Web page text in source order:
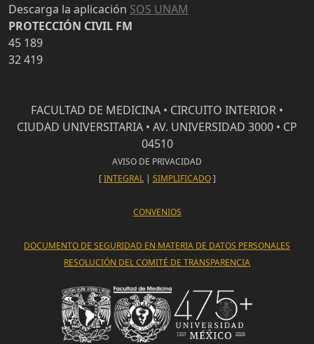
Descarga la aplicación SOS UNAM
PROTECCIÓN CIVIL FM
45 189
32 419
FACULTAD DE MEDICINA • CIRCUITO INTERIOR •
CIUDAD UNIVERSITARIA • AV. UNIVERSIDAD 3000 • CP
04510
AVISO DE PRIVACIDAD
[INTEGRAL| SIMPLIFICADO]
CONVENIOS
DOCUMENTO DE SEGURIDAD EN MATERIA DE DATOS PERSONALES
RESOLUCIÓN DEL COMITÉ DE TRANSPARENCIA